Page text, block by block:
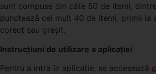
sunt compuse din câte 50 de itemi,
punctează cel mult 40 de itemi, primii la
corect sau greşit.
Instrucțiuni de utilizare a aplicației
Pentru a intra în aplicație, se accesează